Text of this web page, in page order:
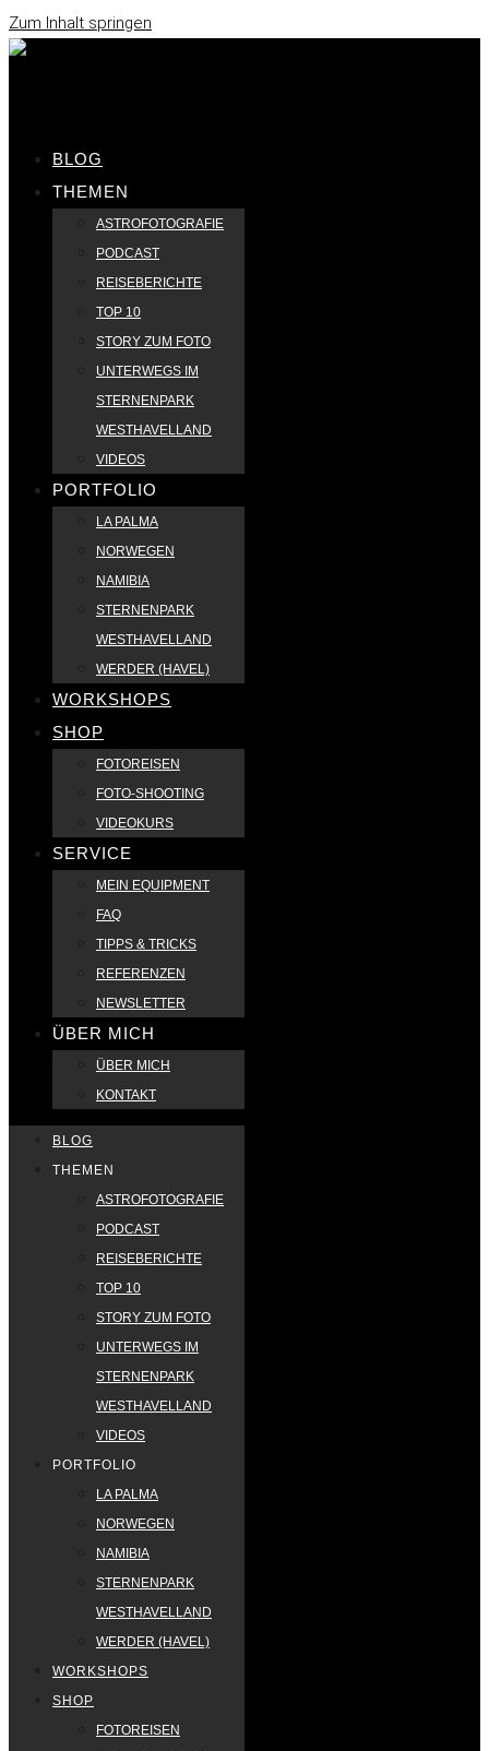
Zum Inhalt springen
BLOG
THEMEN
ASTROFOTOGRAFIE
PODCAST
REISEBERICHTE
TOP 10
STORY ZUM FOTO
UNTERWEGS IM
STERNENPARK
WESTHAVELLAND
VIDEOS
PORTFOLIO
LA PALMA
NORWEGEN
NAMIBIA
STERNENPARK
WESTHAVELLAND
WERDER (HAVEL)
WORKSHOPS
SHOP
FOTOREISEN
FOTO-SHOOTING
VIDEOKURS
SERVICE
MEIN EQUIPMENT
FAQ
TIPPS & TRICKS
REFERENZEN
NEWSLETTER
ÜBER MICH
ÜBER MICH
KONTAKT
BLOG
THEMEN
ASTROFOTOGRAFIE
PODCAST
REISEBERICHTE
TOP 10
STORY ZUM FOTO
UNTERWEGS IM
STERNENPARK
WESTHAVELLAND
VIDEOS
PORTFOLIO
LA PALMA
NORWEGEN
NAMIBIA
STERNENPARK
WESTHAVELLAND
WERDER (HAVEL)
WORKSHOPS
SHOP
FOTOREISEN